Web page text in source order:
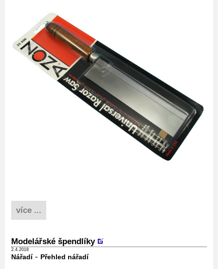
více ...
Modelářské špendlíky
2.4.2018
Nářadí- Přehled nářadí